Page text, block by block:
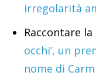
irregolarità
Raccontare
occhi’, un
nome di